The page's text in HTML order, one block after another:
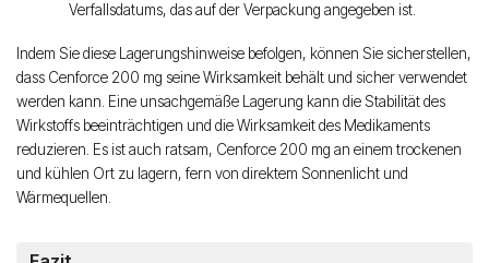
Verfallsdatums, das auf der Verpackung angegeben ist.
Indem Sie diese Lagerungshinweise befolgen, können Sie sicherstellen,
dass Cenforce 200 mg seine Wirksamkeit behält und sicher verwendet
werden kann. Eine unsachgemäße Lagerung kann die Stabilität des
Wirkstoffs beeinträchtigen und die Wirksamkeit des Medikaments
reduzieren. Es ist auch ratsam, Cenforce 200 mg an einem trockenen
und kühlen Ort zu lagern, fern von direktem Sonnenlicht und
Wärmequellen.